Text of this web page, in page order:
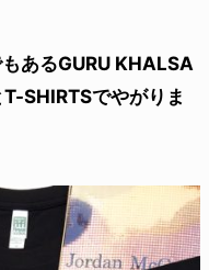
あるGURU KHALSA
SHIRTSでやがりま